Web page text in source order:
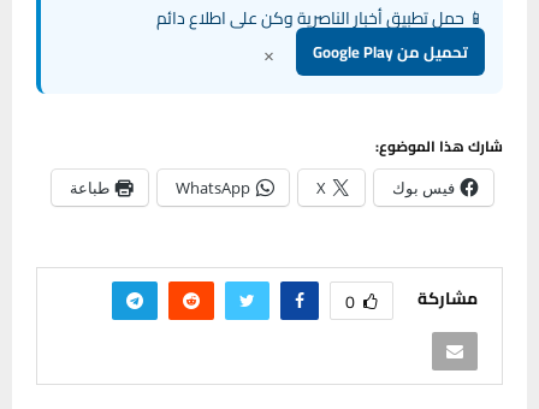
📱 حمل تطبيق أخبار الناصرية وكن على اطلاع دائم
تحميل من Google Play ×
شارك هذا الموضوع:
فيس بوك X
WhatsApp طباعة
مشاركة 0